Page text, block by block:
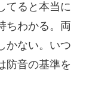
てると本当に
ちわかる。両
かない。いつ
防音の基準を